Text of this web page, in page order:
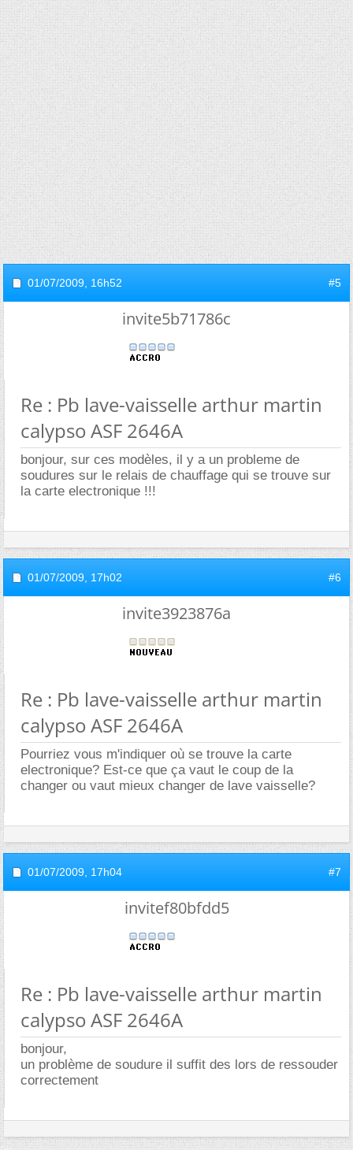
01/07/2009, 16h52 #5
invite5b71786c
Re : Pb lave-vaisselle arthur martin
calypso ASF 2646A
bonjour, sur ces modèles, il y a un probleme de
soudures sur le relais de chauffage qui se trouve sur
la carte electronique !!!
01/07/2009, 17h02 #6
invite3923876a
Re : Pb lave-vaisselle arthur martin
calypso ASF 2646A
Pourriez vous m'indiquer où se trouve la carte
electronique? Est-ce que ça vaut le coup de la
changer ou vaut mieux changer de lave vaisselle?
01/07/2009, 17h04 #7
invitef80bfdd5
Re : Pb lave-vaisselle arthur martin
calypso ASF 2646A
bonjour,
un problème de soudure il suffit des lors de ressouder
correctement